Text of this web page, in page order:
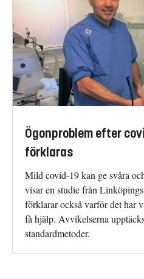
Ögonproblem efter
förklaras
Mild covid-19 kan ge svåra
visar en studie från
förklarar också varför det har
få hjälp. Avvikelserna
standardmetoder.